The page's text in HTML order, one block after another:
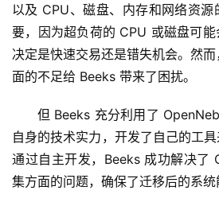
以及 CPU、磁盘、内存和网络资
要，因为超负荷的 CPU 或磁盘可
决定是快速交易还是错失机会。然
面的不足给 Beeks 带来了困扰。
但 Beeks 充分利用了
自身的技术实力，开发了自己的工具
通过自主开发，Beeks 成功解决了
集方面的问题，确保了迁移后的系统